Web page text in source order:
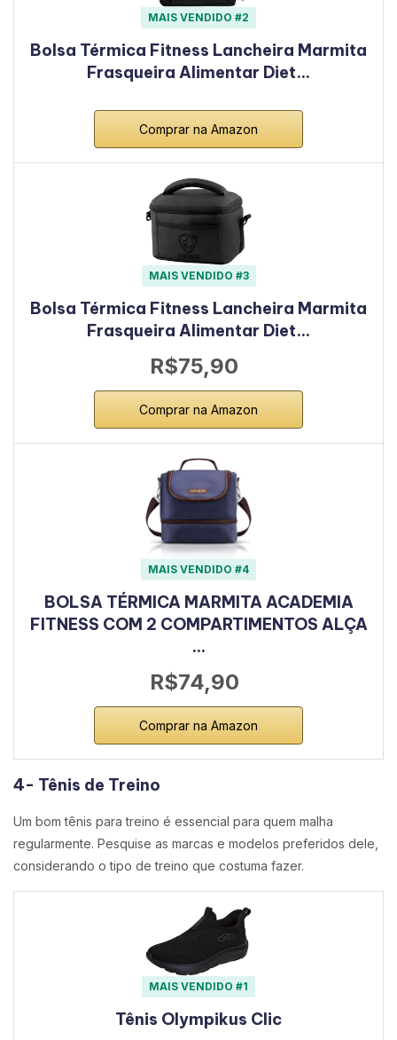
MAIS VENDIDO #2
Bolsa Térmica Fitness Lancheira Marmita
Frasqueira Alimentar Diet…
Comprar na Amazon
MAIS VENDIDO #3
Bolsa Térmica Fitness Lancheira Marmita
Frasqueira Alimentar Diet…
R$75,90
Comprar na Amazon
MAIS VENDIDO #4
BOLSA TÉRMICA MARMITA ACADEMIA
FITNESS COM 2 COMPARTIMENTOS ALÇA
…
R$74,90
Comprar na Amazon
4- Tênis de Treino
Um bom tênis para treino é essencial para quem malha
regularmente. Pesquise as marcas e modelos preferidos dele,
considerando o tipo de treino que costuma fazer.
MAIS VENDIDO #1
Tênis Olympikus Clic